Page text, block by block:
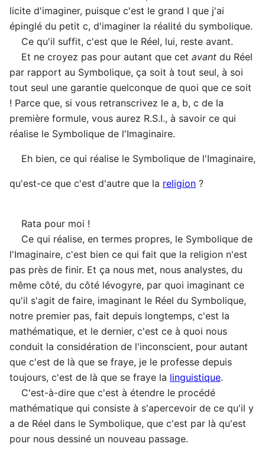
licite d'imaginer, puisque c'est le grand I que j'ai
épinglé du petit c, d'imaginer la réalité du symbolique.
Ce qu'il suffit, c'est que le Réel, lui, reste avant.
Et ne croyez pas pour autant que cet avant du Réel
par rapport au Symbolique, ça soit à tout seul, à soi
tout seul une garantie quelconque de quoi que ce soit
! Parce que, si vous retranscrivez le a, b, c de la
première formule, vous aurez R.S.I., à savoir ce qui
réalise le Symbolique de l'Imaginaire.
Eh bien, ce qui réalise le Symbolique de l'Imaginaire,
qu'est-ce que c'est d'autre que la religion ?
Rata pour moi !
Ce qui réalise, en termes propres, le Symbolique de
l'Imaginaire, c'est bien ce qui fait que la religion n'est
pas près de finir. Et ça nous met, nous analystes, du
même côté, du côté lévogyre, par quoi imaginant ce
qu'il s'agit de faire, imaginant le Réel du Symbolique,
notre premier pas, fait depuis longtemps, c'est la
mathématique, et le dernier, c'est ce à quoi nous
conduit la considération de l'inconscient, pour autant
que c'est de là que se fraye, je le professe depuis
toujours, c'est de là que se fraye la linguistique.
C'est-à-dire que c'est à étendre le procédé
mathématique qui consiste à s'apercevoir de ce qu'il y
a de Réel dans le Symbolique, que c'est par là qu'est
pour nous dessiné un nouveau passage.